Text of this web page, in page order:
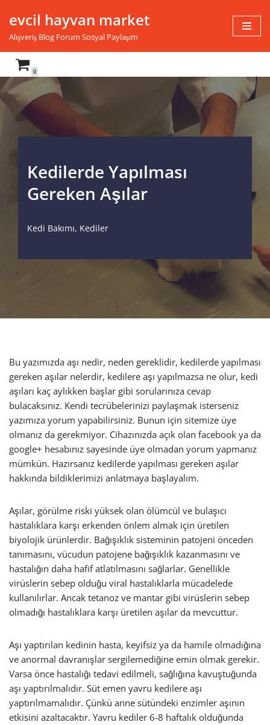
İçeriğe
evcil hayvan market
Alışveriş Blog Forum Sosyal Paylaşım
0
Kedilerde Yapılması
Gereken Aşılar
Kedi Bakımı, Kediler
Bu yazımızda aşı nedir, neden gereklidir, kedilerde yapılması
gereken aşılar nelerdir, kedilere aşı yapılmazsa ne olur, kedi
aşıları kaç aylıkken başlar gibi sorularınıza cevap
bulacaksınız. Kendi tecrübelerinizi paylaşmak isterseniz
yazımıza yorum yapabilirsiniz. Bunun için sitemize üye
olmanız da gerekmiyor. Cihazınızda açık olan facebook ya da
google+ hesabınız sayesinde üye olmadan yorum yapmanız
mümkün. Hazırsanız kedilerde yapılması gereken aşılar
hakkında bildiklerimizi anlatmaya başlayalım.
Aşılar, görülme riski yüksek olan ölümcül ve bulaşıcı
hastalıklara karşı erkenden önlem almak için üretilen
biyolojik ürünlerdir. Bağışıklık sisteminin patojeni önceden
tanımasını, vücudun patojene bağışıklık kazanmasını ve
hastalığın daha hafif atlatılmasını sağlarlar. Genellikle
virüslerin sebep olduğu viral hastalıklarla mücadelede
kullanılırlar. Ancak tetanoz ve mantar gibi virüslerin sebep
olmadığı hastalıklara karşı üretilen aşılar da mevcuttur.
Aşı yaptırılan kedinin hasta, keyifsiz ya da hamile olmadığına
ve anormal davranışlar sergilemediğine emin olmak gerekir.
Varsa önce hastalığı tedavi edilmeli, sağlığına kavuştuğunda
aşı yaptırılmalıdır. Süt emen yavru kedilere aşı
yaptırılmamalıdır. Çünkü anne sütündeki enzimler aşının
etkisini azaltacaktır. Yavru kediler 6-8 haftalık olduğunda